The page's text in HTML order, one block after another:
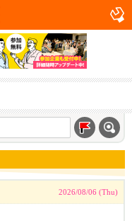
2026/08/06 (Thu)